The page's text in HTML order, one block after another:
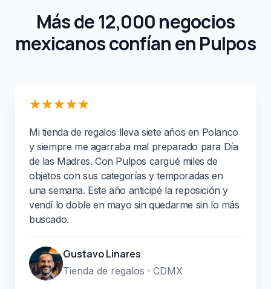
Más de 12,000 negocios
mexicanos confían en Pulpos
Mi tienda de regalos lleva siete años en Polanco
y siempre me agarraba mal preparado para Día
de las Madres. Con Pulpos cargué miles de
objetos con sus categorías y temporadas en
una semana. Este año anticipé la reposición y
vendí lo doble en mayo sin quedarme sin lo más
buscado.
Gustavo Linares
Tienda de regalos · CDMX